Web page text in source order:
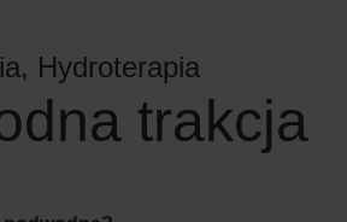
Hydroterapia
trakcja